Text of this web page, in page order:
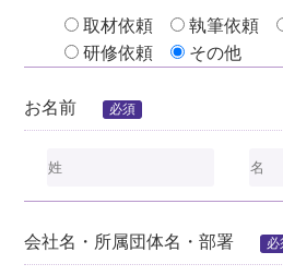
取材依頼 執筆依頼
研修依頼
その他
お名前 必須
会社名・所属団体名・部署 必